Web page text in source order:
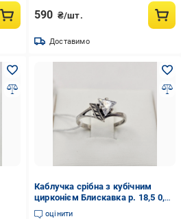
590 ₴/шт.
Доставимо
Каблучка срібна з кубічним
цирконієм Блискавка р. 18,5 0,84
г (3031919612)
оцінити